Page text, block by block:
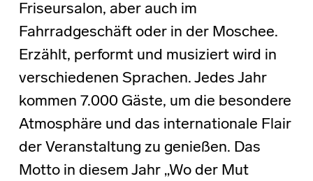
Friseursalon, aber auch im
Fahrradgeschäft oder in der Moschee.
Erzählt, performt und musiziert wird in
verschiedenen Sprachen. Jedes Jahr
kommen 7.000 Gäste, um die besondere
Atmosphäre und das internationale Flair
der Veranstaltung zu genießen. Das
Motto in diesem Jahr „Wo der Mut